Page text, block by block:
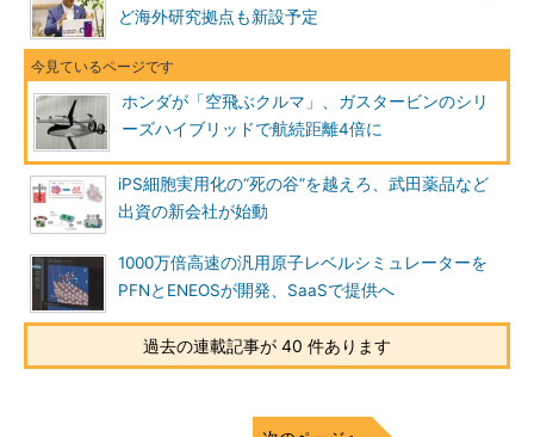
ど海外研究拠点も新設予定
ホンダが「空飛ぶクルマ」、ガスタービンのシリ
ーズハイブリッドで航続距離4倍に
iPS細胞実用化の“死の谷”を越えろ、武田薬品など
出資の新会社が始動
1000万倍高速の汎用原子レベルシミュレーターを
PFNとENEOSが開発、SaaSで提供へ
過去の連載記事が 40 件あります